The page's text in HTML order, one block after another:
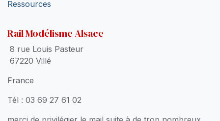
Ressources
Rail Modélisme Alsace
8 rue Louis Pasteur
67220 Villé
France
Tél : 03 69 27 61 02